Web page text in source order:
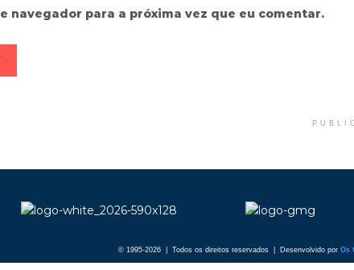
navegador para a próxima vez que eu comentar.
© 1995-2026 | Todos os direitos reservados | Desenvolvido por Os